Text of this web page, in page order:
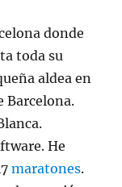
?
donde
toda su
aldea en
Barcelona.
He
maratones.